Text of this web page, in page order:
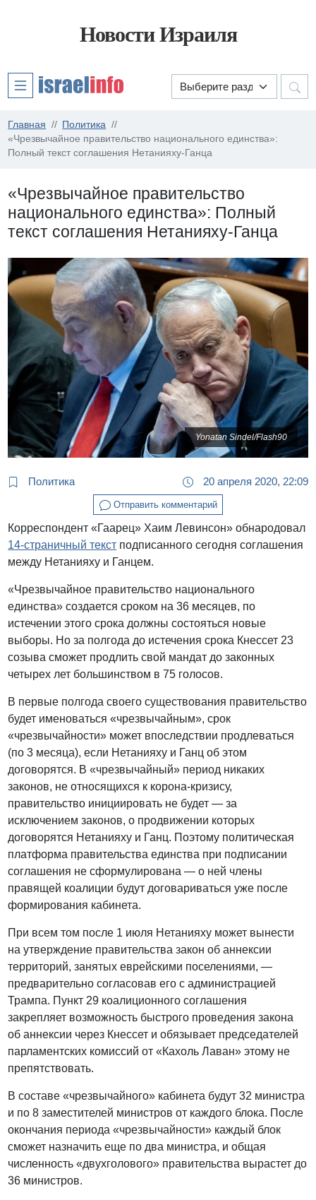
Новости Израиля
Главная
Политика
«Чрезвычайное правительство национального единства»:
Полный текст соглашения Нетанияху-Ганца
«Чрезвычайное правительство
национального единства»: Полный
текст соглашения Нетанияху-Ганца
Yonatan Sindel/Flash90
Политика 20 апреля 2020, 22:09
Отправить комментарий
Корреспондент «Гаарец» Хаим Левинсон» обнародовал
14-страничный текст подписанного сегодня соглашения
между Нетанияху и Ганцем.
«Чрезвычайное правительство национального
единства» создается сроком на 36 месяцев, по
истечении этого срока должны состояться новые
выборы. Но за полгода до истечения срока Кнессет 23
созыва сможет продлить свой мандат до законных
четырех лет большинством в 75 голосов.
В первые полгода своего существования правительство
будет именоваться «чрезвычайным», срок
«чрезвычайности» может впоследствии продлеваться
(по 3 месяца), если Нетанияху и Ганц об этом
договорятся. В «чрезвычайный» период никаких
законов, не относящихся к корона-кризису,
правительство инициировать не будет — за
исключением законов, о продвижении которых
договорятся Нетанияху и Ганц. Поэтому политическая
платформа правительства единства при подписании
соглашения не сформулирована — о ней члены
правящей коалиции будут договариваться уже после
формирования кабинета.
При всем том после 1 июля Нетанияху может вынести
на утверждение правительства закон об аннексии
территорий, занятых еврейскими поселениями, —
предварительно согласовав его с администрацией
Трампа. Пункт 29 коалиционного соглашения
закрепляет возможность быстрого проведения закона
об аннексии через Кнессет и обязывает председателей
парламентских комиссий от «Кахоль Лаван» этому не
препятствовать.
В составе «чрезвычайного» кабинета будут 32 министра
и по 8 заместителей министров от каждого блока. После
окончания периода «чрезвычайности» каждый блок
сможет назначить еще по два министра, и общая
численность «двухголового» правительства вырастет до
36 министров.